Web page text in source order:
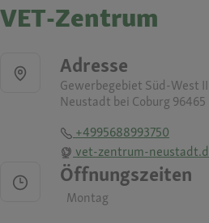
VET-Zentrum
Adresse
Gewerbegebiet Süd-West
Neustadt bei Coburg 96465
+4995688993750
vet-zentrum-
Öffnungszeiten
Montag